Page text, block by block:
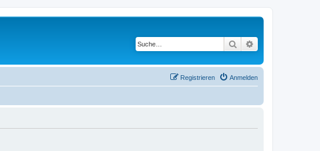
Suche
Anmelden
Registrieren